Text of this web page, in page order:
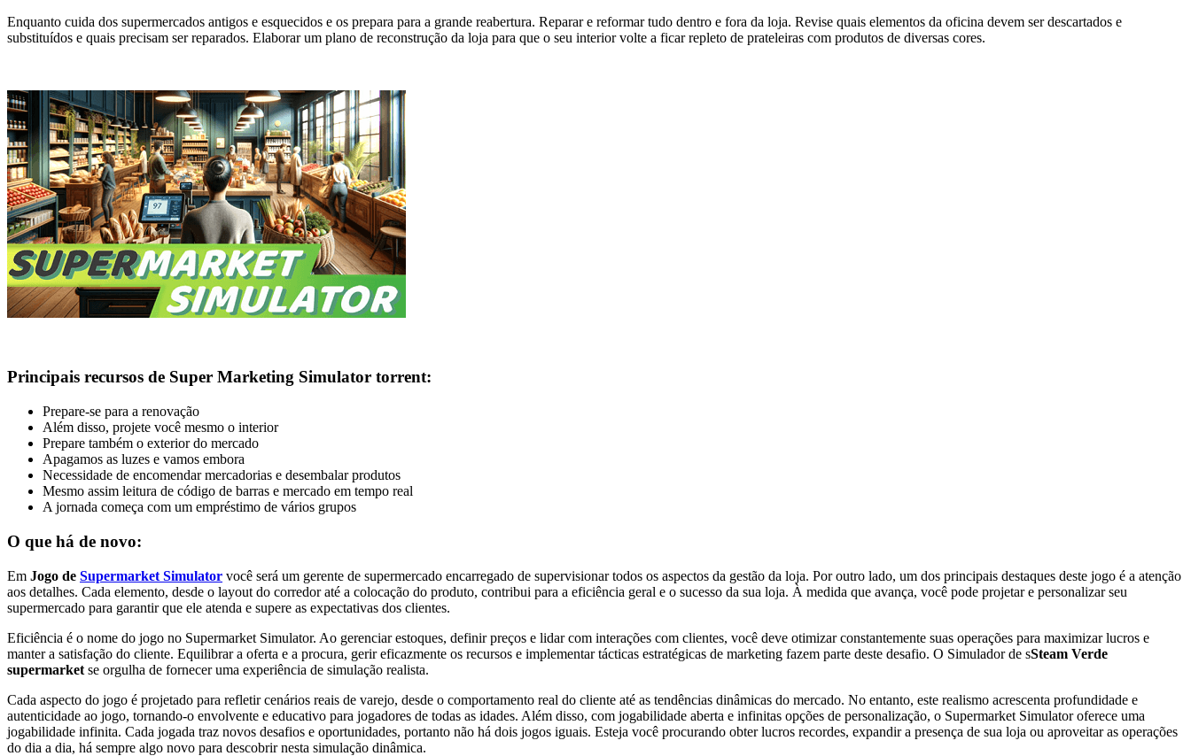
Enquanto cuida dos supermercados antigos e esquecidos e os prepara para a grande reabertura. Reparar e reformar tudo dentro e fora da loja. Revise quais elementos da oficina devem ser descartados e
substituídos e quais precisam ser reparados. Elaborar um plano de reconstrução da loja para que o seu interior volte a ficar repleto de prateleiras com produtos de diversas cores.
Principais recursos de Super Marketing Simulator torrent:
Prepare-se para a renovação
Além disso, projete você mesmo o interior
Prepare também o exterior do mercado
Apagamos as luzes e vamos embora
Necessidade de encomendar mercadorias e desembalar produtos
Mesmo assim leitura de código de barras e mercado em tempo real
A jornada começa com um empréstimo de vários grupos
O que há de novo:
Em Jogo de Supermarket Simulator você será um gerente de supermercado encarregado de supervisionar todos os aspectos da gestão da loja. Por outro lado, um dos principais destaques deste jogo é a atenção
aos detalhes. Cada elemento, desde o layout do corredor até a colocação do produto, contribui para a eficiência geral e o sucesso da sua loja. À medida que avança, você pode projetar e personalizar seu
supermercado para garantir que ele atenda e supere as expectativas dos clientes.
Eficiência é o nome do jogo no Supermarket Simulator. Ao gerenciar estoques, definir preços e lidar com interações com clientes, você deve otimizar constantemente suas operações para maximizar lucros e
manter a satisfação do cliente. Equilibrar a oferta e a procura, gerir eficazmente os recursos e implementar tácticas estratégicas de marketing fazem parte deste desafio. O Simulador de sSteam Verde
supermarket se orgulha de fornecer uma experiência de simulação realista.
Cada aspecto do jogo é projetado para refletir cenários reais de varejo, desde o comportamento real do cliente até as tendências dinâmicas do mercado. No entanto, este realismo acrescenta profundidade e
autenticidade ao jogo, tornando-o envolvente e educativo para jogadores de todas as idades. Além disso, com jogabilidade aberta e infinitas opções de personalização, o Supermarket Simulator oferece uma
jogabilidade infinita. Cada jogada traz novos desafios e oportunidades, portanto não há dois jogos iguais. Esteja você procurando obter lucros recordes, expandir a presença de sua loja ou aproveitar as operações
do dia a dia, há sempre algo novo para descobrir nesta simulação dinâmica.